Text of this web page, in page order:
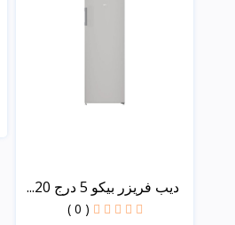
ديب فريزر بيكو 5 درج 20...
( 0 )